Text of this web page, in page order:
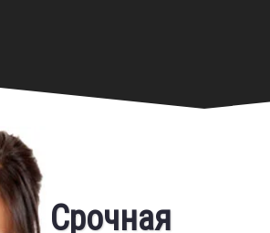
Срочная
Замена